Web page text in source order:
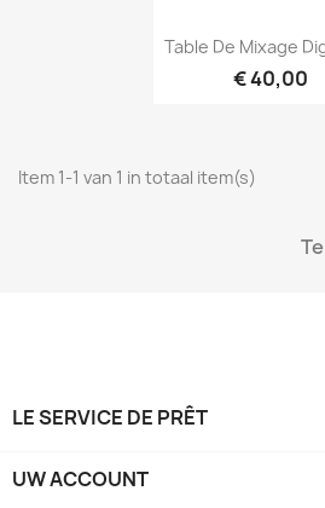
Snel
Table De Mixage
€ 40,00
Item 1-1 van 1 in totaal item(s)
LE SERVICE DE PRÊT
UW ACCOUNT